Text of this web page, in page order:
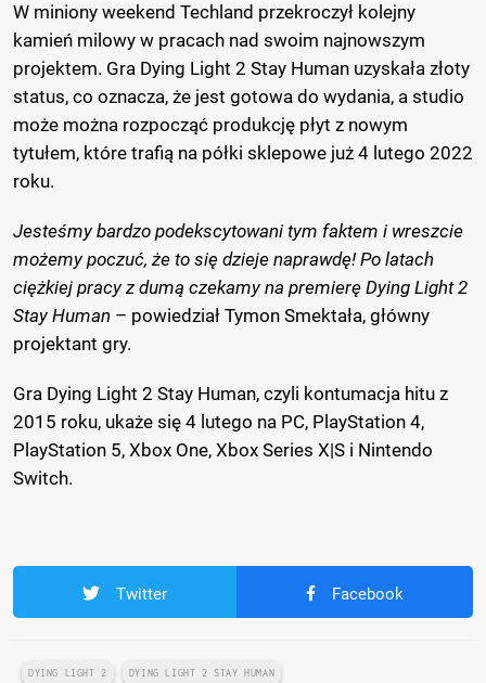
W miniony weekend Techland przekroczył kolejny
kamień milowy w pracach nad swoim najnowszym
projektem. Gra Dying Light 2 Stay Human uzyskała złoty
status, co oznacza, że jest gotowa do wydania, a studio
może można rozpocząć produkcję płyt z nowym
tytułem, które trafią na półki sklepowe już 4 lutego 2022
roku.
Jesteśmy bardzo podekscytowani tym faktem i wreszcie
możemy poczuć, że to się dzieje naprawdę! Po latach
ciężkiej pracy z dumą czekamy na premierę Dying Light 2
Stay Human – powiedział Tymon Smektała, główny
projektant gry.
Gra Dying Light 2 Stay Human, czyli kontumacja hitu z
2015 roku, ukaże się 4 lutego na PC, PlayStation 4,
PlayStation 5, Xbox One, Xbox Series X|S i Nintendo
Switch.
Twitter Facebook
DYING LIGHT 2 DYING LIGHT 2 STAY HUMAN